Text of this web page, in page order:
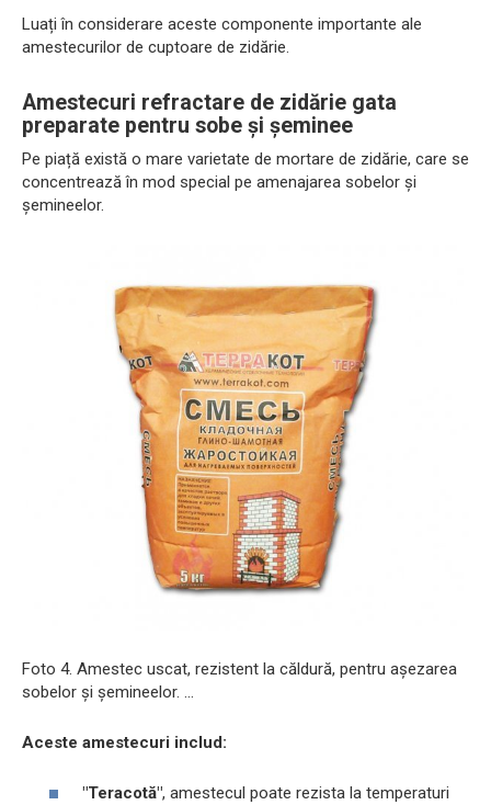
Luați în considerare aceste componente importante ale
amestecurilor de cuptoare de zidărie.
Amestecuri refractare de zidărie gata
preparate pentru sobe și șeminee
Pe piață există o mare varietate de mortare de zidărie, care se
concentrează în mod special pe amenajarea sobelor și
șemineelor.
Foto 4. Amestec uscat, rezistent la căldură, pentru așezarea
sobelor și șemineelor. ...
Aceste amestecuri includ:
"Teracotă", amestecul poate rezista la temperaturi